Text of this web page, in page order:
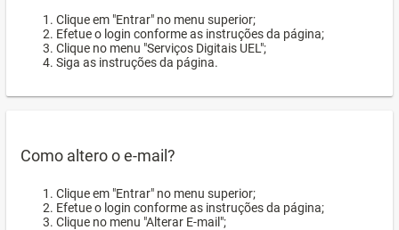
Clique em "Entrar" no menu superior;
Efetue o login conforme as instruções da página;
Clique no menu "Serviços Digitais UEL";
Siga as instruções da página.
Como altero o e-mail?
Clique em "Entrar" no menu superior;
Efetue o login conforme as instruções da página;
Clique no menu "Alterar E-mail";